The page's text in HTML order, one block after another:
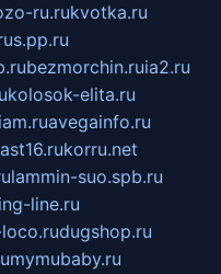
ru.rukvotka.ru
bezmorchin.ruia2.ru
kolosok-elita.ru
avegainfo.ru
korru.net
lammin-suo.spb.ru
line.ru
dugshop.ru
mymubaby.ru